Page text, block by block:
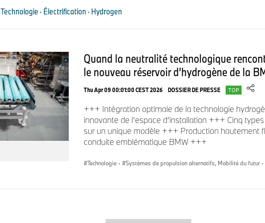
futures architectures BMW. Cela illustre encore notre
neutralité technologique qui permettra aussi à l'avenir
parmi une grande variété de motorisations en fonction
Composants optimisés et efficience accrue: le
plus efficient que celui qu’il remplace. Cela est rendu
niveau de composants individuels basés sur la
fonctionnement. Ces avancées se traduisent par une
génération.
Technologie · Électrification · Hydrogen
Quand la neutralité technologique
le nouveau réservoir d’hydrogène de la
Thu Apr 09 00:01:00 CEST 2026 DOSSIER DE PRESSE TOP
+++ Intégration optimale de la technologie
innovante de l’espace d’installation +++ Cinq
sur un unique modèle +++ Production hautement
conduite emblématique BMW +++
Technologie · Systèmes de propulsion alternatifs, Mobilité du futur ·